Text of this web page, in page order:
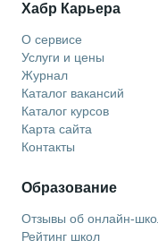
Хабр Карьера
О сервисе
Услуги и цены
Журнал
Каталог вакансий
Каталог курсов
Карта сайта
Контакты
Образование
Отзывы об онлайн-
Рейтинг школ